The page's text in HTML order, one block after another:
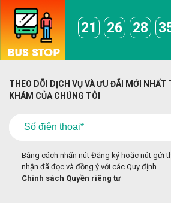
21 26 28
THEO DÕI DỊCH VỤ VÀ ƯU ĐÃI MỚI NHẤT
KHÁM CỦA CHÚNG TÔI
Bằng cách nhấn nút Đăng ký hoặc nút gửi
nhận đã đọc và đồng ý với các Quy định
Chính sách Quyền riêng tư